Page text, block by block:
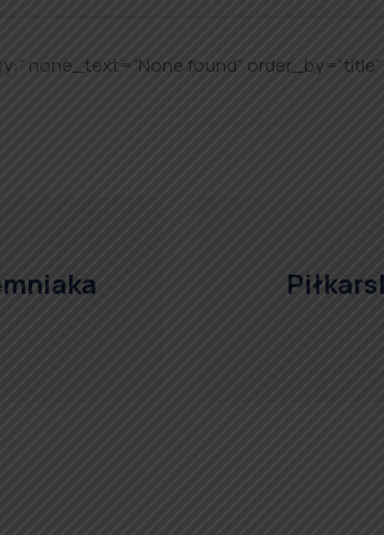
none_text=”None found” order_by=”title”